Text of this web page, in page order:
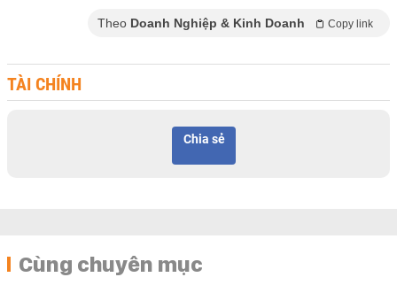
Theo Doanh Nghiệp & Kinh Doanh Copy link
TÀI CHÍNH
Chia sẻ
Cùng chuyên mục